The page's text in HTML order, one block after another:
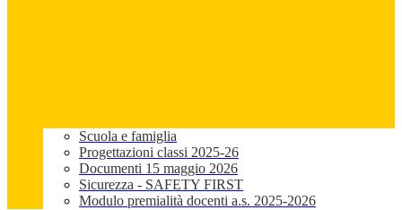
Scuola e famiglia
Progettazioni classi 2025-26
Documenti 15 maggio 2026
Sicurezza - SAFETY FIRST
Modulo premialità docenti a.s. 2025-2026